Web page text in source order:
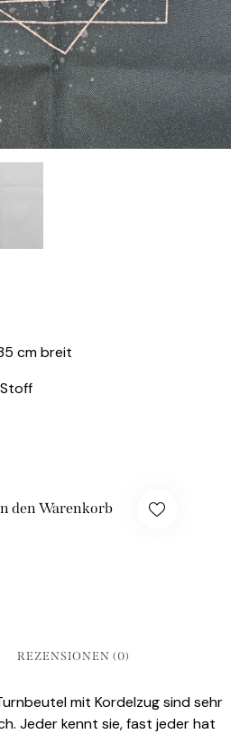
cm breit
den Warenkorb
REZENSIONEN (0)
mit Kordelzug sind sehr
Jeder kennt sie, fast jeder hat